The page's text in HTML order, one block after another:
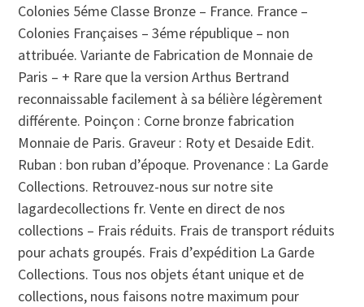
Colonies 5éme Classe Bronze – France. France –
Colonies Françaises – 3éme république – non
attribuée. Variante de Fabrication de Monnaie de
Paris – + Rare que la version Arthus Bertrand
reconnaissable facilement à sa bélière légèrement
différente. Poinçon : Corne bronze fabrication
Monnaie de Paris. Graveur : Roty et Desaide Edit.
Ruban : bon ruban d’époque. Provenance : La Garde
Collections. Retrouvez-nous sur notre site
lagardecollections fr. Vente en direct de nos
collections – Frais réduits. Frais de transport réduits
pour achats groupés. Frais d’expédition La Garde
Collections. Tous nos objets étant unique et de
collections, nous faisons notre maximum pour